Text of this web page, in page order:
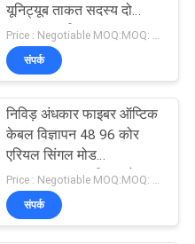
यूनिट्यूब ताकत सदस्य दो
समानांतर स्टील वायर
संपर्क
निविड़ अंधकार फाइबर ऑप्टिक
केबल विज्ञापन 48 96 कोर
एरियल सिंगल मोड
100/200/300 मीटर स्पैन
संपर्क